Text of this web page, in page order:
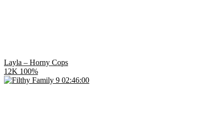
Layla – Horny Cops
12K 100%
02:46:00